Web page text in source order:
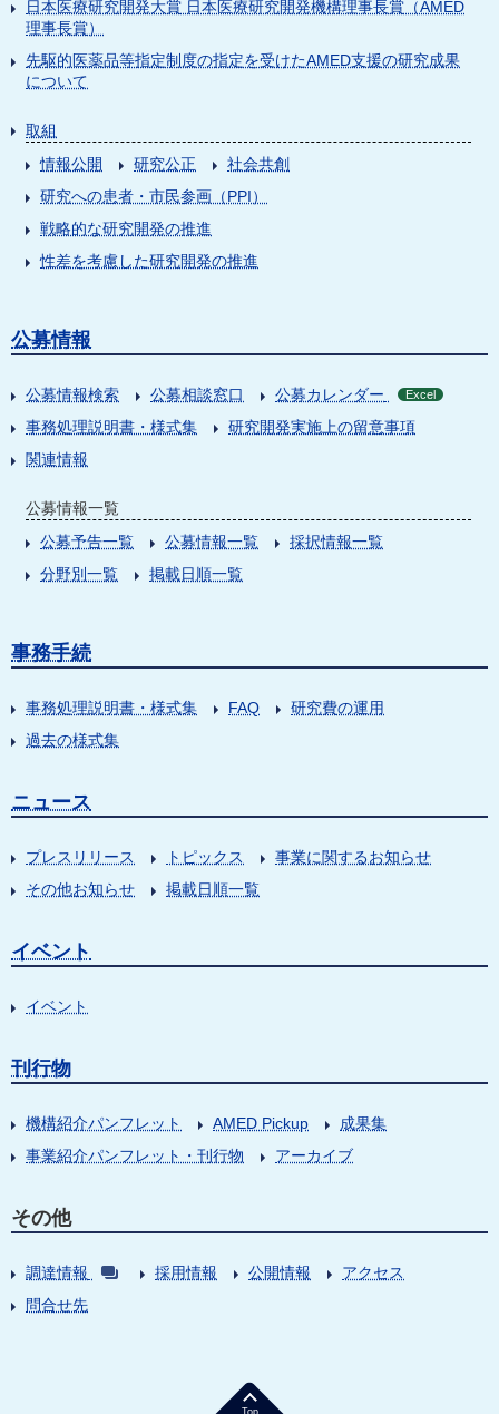
日本医療研究開発大賞 日本医療研究開発機構理事長賞（AMED
理事長賞）
先駆的医薬品等指定制度の指定を受けたAMED支援の研究成果
について
取組
情報公開
研究公正
社会共創
研究への患者・市民参画（PPI）
戦略的な研究開発の推進
性差を考慮した研究開発の推進
公募情報
公募情報検索 公募相談窓口 公募カレンダー Excel
事務処理説明書・様式集
研究開発実施上の留意事項
関連情報
公募情報一覧
公募予告一覧
公募情報一覧
採択情報一覧
分野別一覧
掲載日順一覧
事務手続
事務処理説明書・様式集 FAQ
研究費の運用
過去の様式集
ニュース
プレスリリース トピックス
事業に関するお知らせ
その他お知らせ
掲載日順一覧
イベント
イベント
刊行物
機構紹介パンフレット AMED Pickup
成果集
事業紹介パンフレット・刊行物
アーカイブ
その他
調達情報 採用情報 公開情報
アクセス
問合せ先